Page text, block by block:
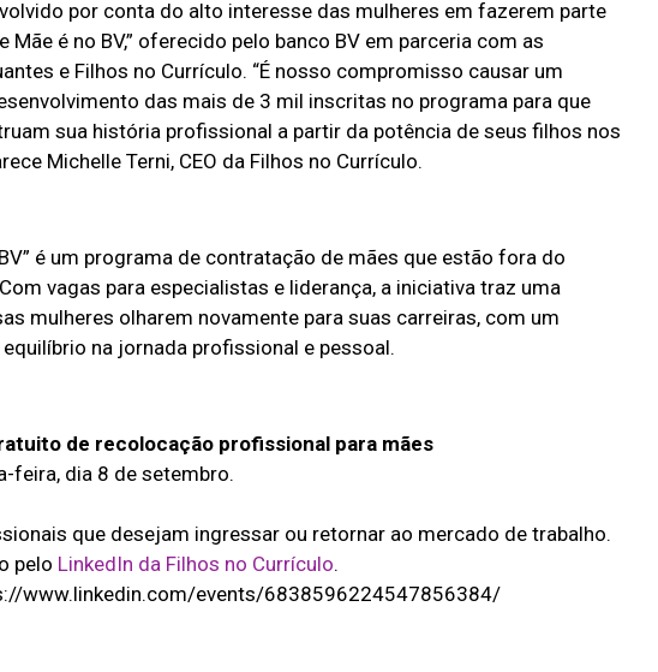
por conta do alto interesse das mulheres em fazerem parte
Mãe é no BV,” oferecido pelo banco BV em parceria com as
e Filhos no Currículo. “É nosso compromisso causar um
das mais de 3 mil inscritas no programa para que
sua história profissional a partir da potência de seus filhos nos
Michelle Terni, CEO da Filhos no Currículo.
é um programa de contratação de mães que estão fora do
vagas para especialistas e liderança, a iniciativa traz uma
mulheres olharem novamente para suas carreiras, com um
na jornada profissional e pessoal.
de recolocação profissional para mães
feira, dia 8 de setembro.
que desejam ingressar ou retornar ao mercado de trabalho.
pelo LinkedIn da Filhos no Currículo.
www.linkedin.com/events/6838596224547856384/